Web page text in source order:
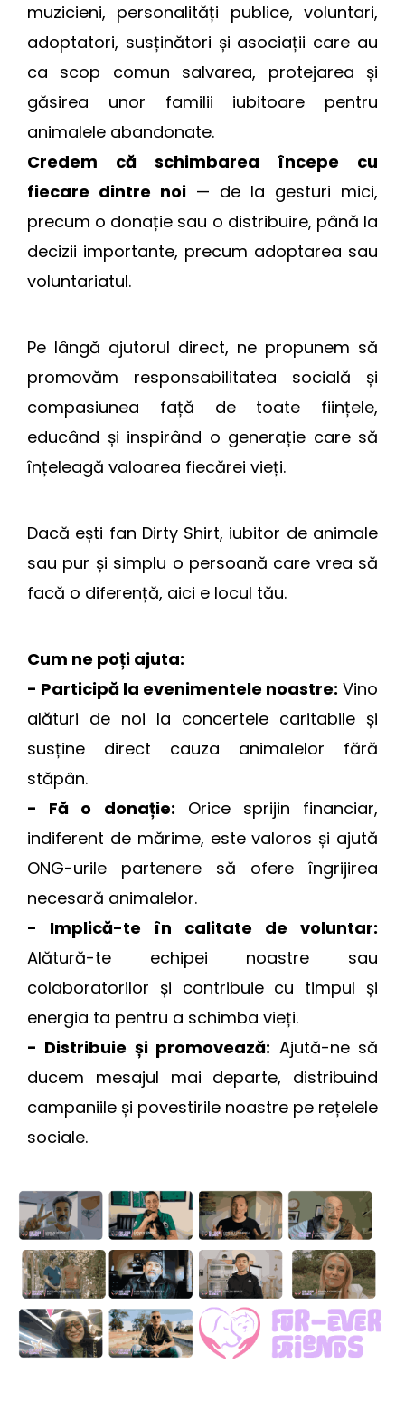
muzicieni, personalități publice, voluntari,
adoptatori, susținători și asociații care au
ca scop comun salvarea, protejarea și
găsirea unor familii iubitoare pentru
animalele abandonate.
Credem că schimbarea începe cu
fiecare dintre noi — de la gesturi mici,
precum o donație sau o distribuire, până la
decizii importante, precum adoptarea sau
voluntariatul.
Pe lângă ajutorul direct, ne propunem să
promovăm responsabilitatea socială și
compasiunea față de toate ființele,
educând și inspirând o generație care să
înțeleagă valoarea fiecărei vieți.
Dacă ești fan Dirty Shirt, iubitor de animale
sau pur și simplu o persoană care vrea să
facă o diferență, aici e locul tău.
Cum ne poți ajuta:
- Participă la evenimentele noastre: Vino
alături de noi la concertele caritabile și
susține direct cauza animalelor fără
stăpân.
- Fă o donație: Orice sprijin financiar,
indiferent de mărime, este valoros și ajută
ONG-urile partenere să ofere îngrijirea
necesară animalelor.
- Implică-te în calitate de voluntar:
Alătură-te echipei noastre sau
colaboratorilor și contribuie cu timpul și
energia ta pentru a schimba vieți.
- Distribuie și promovează: Ajută-ne să
ducem mesajul mai departe, distribuind
campaniile și povestirile noastre pe rețelele
sociale.